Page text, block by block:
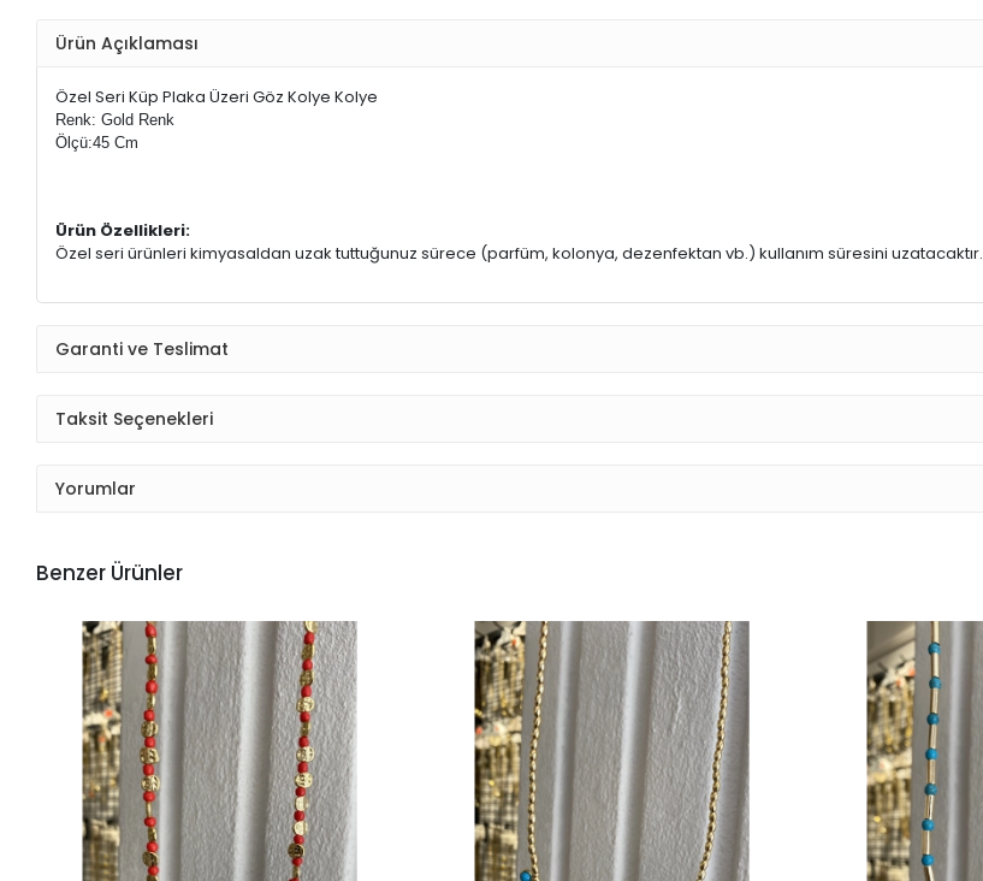
Ürün Açıklaması
Özel Seri Küp Plaka Üzeri Göz Kolye Kolye
Renk: Gold Renk
Ölçü:45 Cm
Ürün Özellikleri:
Özel seri ürünleri kimyasaldan uzak tuttuğunuz sürece (parfüm, kolonya, dezenfektan vb.) kullanım süresini uzatacaktır.
Garanti ve Teslimat
Taksit Seçenekleri
Yorumlar
Benzer Ürünler